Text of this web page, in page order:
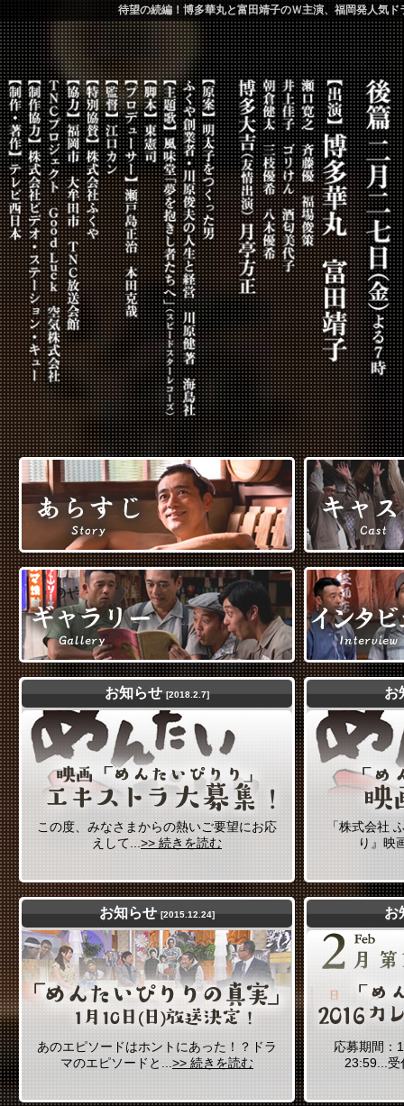
待望の続編！博多華丸と富田靖子のＷ主演、福岡発人気
お知らせ[2018.2.7]
この度、みなさまからの熱いご要望にお応
えして... >> 続きを読む
お
「株式会社
り』映
お知らせ[2015.12.24]
あのエピソードはホントにあった！？ドラ
マのエピソードと... >> 続きを読む
お
応募期間：
23:59...受